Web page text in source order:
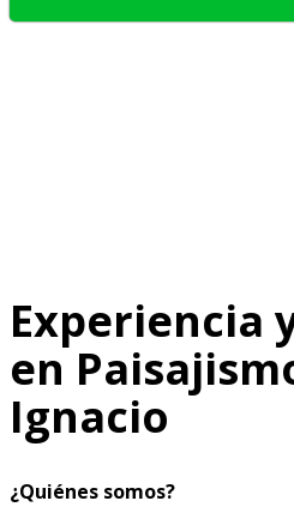
Experiencia
en
Ignacio
¿Quiénes somos?